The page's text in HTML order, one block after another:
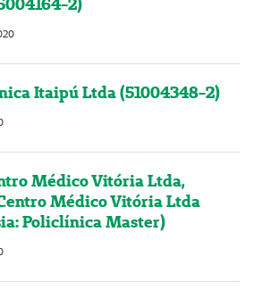
Itaipú Ltda (51004348-2)
Médico Vitória Ltda,
Médico Vitória Ltda
Policlínica Master)